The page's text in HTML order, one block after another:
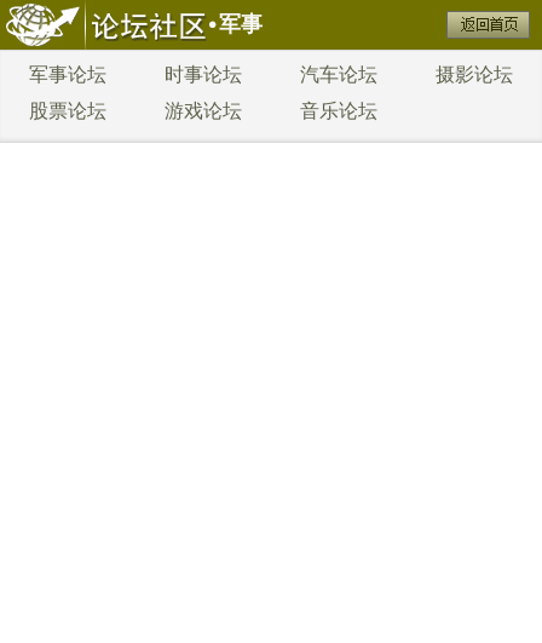
军事
军事论坛 时事论坛 汽车论坛
摄影论坛
股票论坛
游戏论坛 音乐论坛